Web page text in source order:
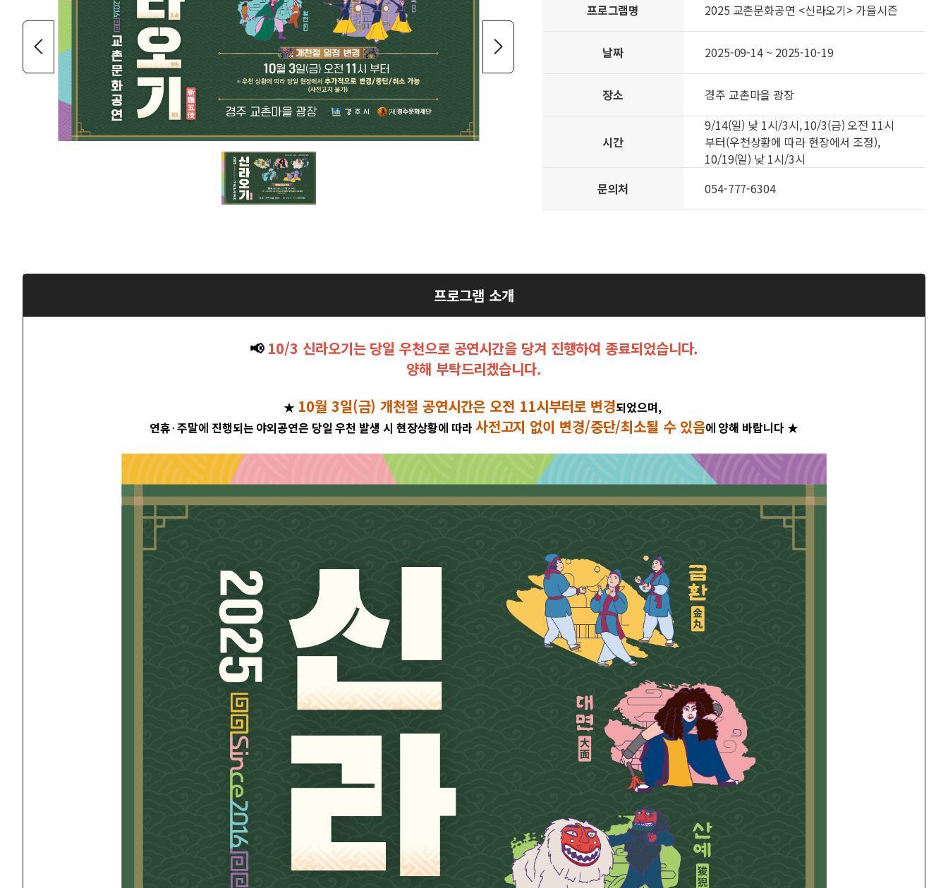
프로그램명 2025 교촌문화공연 <신라오기> 가을시즌
날짜 2025-09-14 ~ 2025-10-19
장소 경주 교촌마을 광장
시간
9/14(일) 낮 1시/3시, 10/3(금) 오전 11시
부터(우천상황에 따라 현장에서 조정),
10/19(일) 낮 1시/3시
문의처
054-777-6304
프로그램 소개
📢 10/3 신라오기는 당일 우천으로 공연시간을 당겨 진행하여 종료되었습니다.
양해 부탁드리겠습니다.
★ 10월 3일(금) 개천절 공연시간은 오전 11시부터로 변경되었으며,
연휴·주말에 진행되는 야외공연은 당일 우천 발생 시 현장상황에 따라사전고지 없이 변경/중단/최소될 수 있음에 양해 바랍니다 ★